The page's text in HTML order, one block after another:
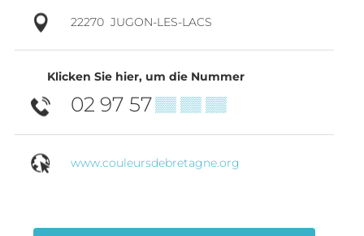
22270 JUGON-LES-LACS
Klicken Sie hier, um die Nummer
02 97 57▒▒ ▒▒ ▒▒
www.couleursdebretagne.org